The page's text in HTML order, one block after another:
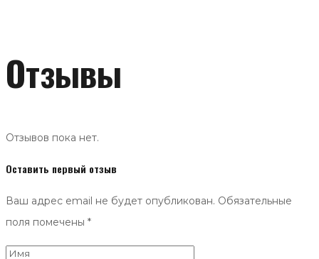
Отзывы
Отзывов пока нет.
Оставить первый отзыв
Ваш адрес email не будет опубликован. Обязательные
поля помечены *